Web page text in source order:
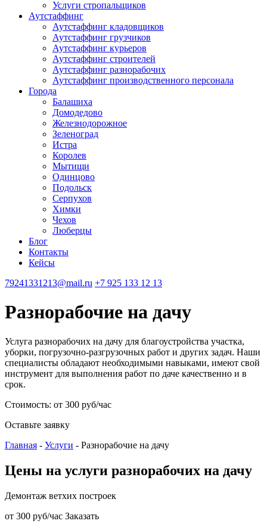
Услуги стропальщиков
Аутстаффинг
Аутстаффинг кладовщиков
Аутстаффинг грузчиков
Аутстаффинг курьеров
Аутстаффинг строителей
Аутстаффинг разнорабочих
Аутстаффинг производственного персонала
Города
Балашиха
Домодедово
Железнодорожное
Зеленоград
Истра
Королев
Мытищи
Одинцово
Подольск
Серпухов
Химки
Чехов
Люберцы
Блог
Контакты
Кейсы
79241331213@mail.ru +7 925 133 12 13
Разнорабочие на дачу
Услуга разнорабочих на дачу для благоустройства участка,
уборки, погрузочно-разгрузочных работ и других задач. Наши
специалисты обладают необходимыми навыками, имеют свой
инструмент для выполнения работ по даче качественно и в
срок.
Стоимость: от 300 руб/час
Оставьте заявку
Главная - Услуги - Разнорабочие на дачу
Цены на услуги разнорабочих на дачу
Демонтаж ветхих построек
от 300 руб/час Заказать